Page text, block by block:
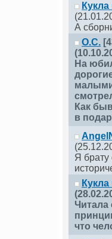
А
О.С.
На
Как
в
Я брату
Читала
что